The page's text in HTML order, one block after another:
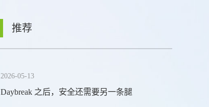
推荐
2026-05-13
Daybreak 之后，安全还需要另一条腿